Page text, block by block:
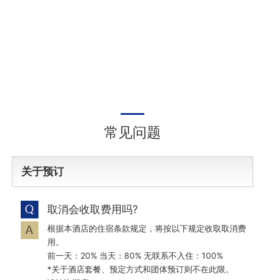
常见问题
关于预订
取消会收取费用吗?
根据本酒店的住宿条款规定，将按以下规定收取取消费
用。
前一天：20% 当天：80% 无联系不入住：100%
*关于酒店套餐、预定方式和团体预订则不在此限。